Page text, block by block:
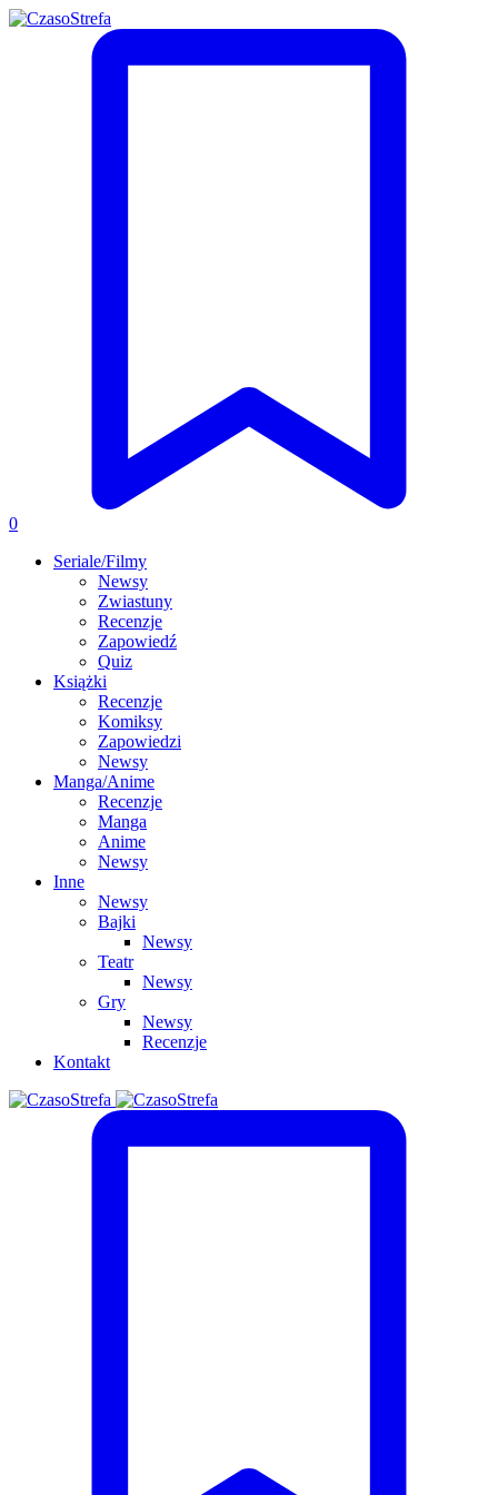
0
Seriale/Filmy
Newsy
Zwiastuny
Recenzje
Zapowiedź
Quiz
Książki
Recenzje
Komiksy
Zapowiedzi
Newsy
Manga/Anime
Recenzje
Manga
Anime
Newsy
Inne
Newsy
Bajki
Newsy
Teatr
Newsy
Gry
Newsy
Recenzje
Kontakt